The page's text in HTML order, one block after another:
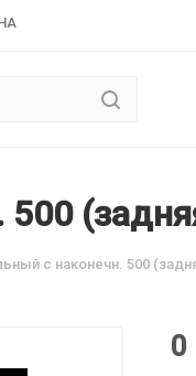
с наконечн. 500
0